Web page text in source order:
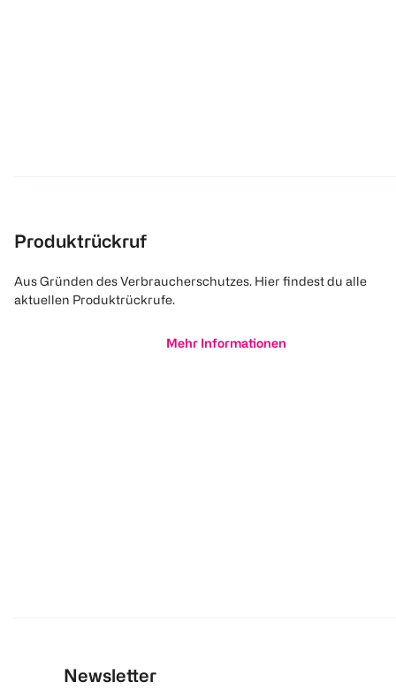
Produktrückruf
Aus Gründen des Verbraucherschutzes. Hier findest du alle
aktuellen Produktrückrufe.
Mehr Informationen
Newsletter